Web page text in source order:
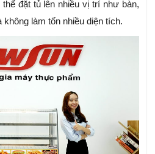
đặt tủ lên nhiều vị trí như bàn,
làm tốn nhiều diện tích.